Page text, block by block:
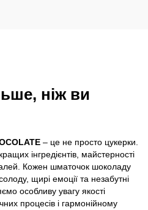
ніж ви
– це не просто цукерки.
інгредієнтів, майстерності
Кожен шматочок шоколаду
щирі емоції та незабутні
особливу увагу якості
процесів і гармонійному